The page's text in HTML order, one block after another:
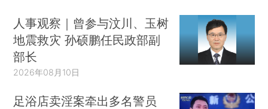
人事观察｜曾参与汶川、玉树
地震救灾 孙硕鹏任民政部副
部长
2026年08月10日
足浴店卖淫案牵出多名警员